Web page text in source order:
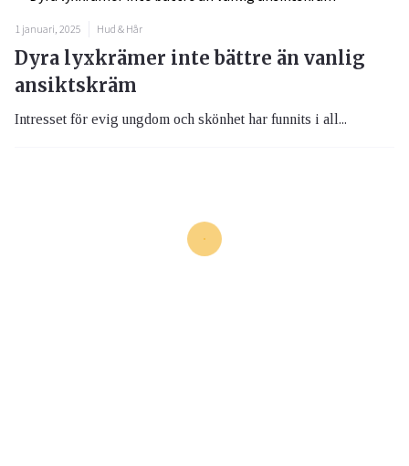
1 januari, 2025 Hud & Hår
Dyra lyxkrämer inte bättre än vanlig
ansiktskräm
Intresset för evig ungdom och skönhet har funnits i all...